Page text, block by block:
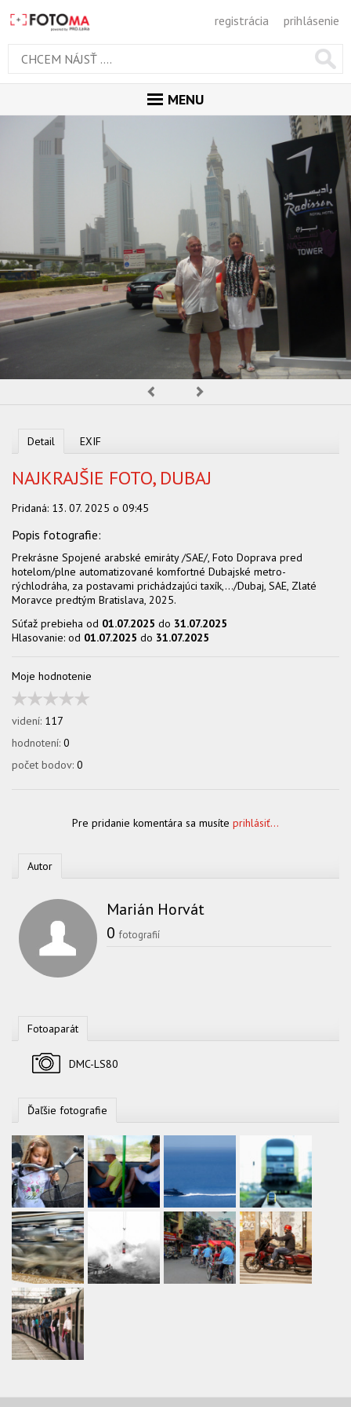
registrácia prihlásenie
MENU
PORADŇA
SÚŤAŽE
KALENDÁR AKCIÍ
WORKSHOPY
OBCHOD
Detail EXIF
NAJKRAJŠIE FOTO, DUBAJ
Pridaná: 13. 07. 2025 o 09:45
Prekrásne Spojené arabské emiráty /SAE/, Foto Doprava pred
hotelom/plne automatizované komfortné Dubajské metro-
rýchlodráha, za postavami prichádzajúci taxík,.../Dubaj, SAE, Zlaté
Moravce predtým Bratislava, 2025.
Súťaž prebieha od 01.07.2025 do 31.07.2025
Hlasovanie: od 01.07.2025 do 31.07.2025
Moje hodnotenie
videní: 117
hodnotení: 0
počet bodov: 0
Pre pridanie komentára sa musíte prihlásiť...
Autor
Marián Horvát
0 fotografií
Fotoaparát
DMC-LS80
Ďaľšie fotografie